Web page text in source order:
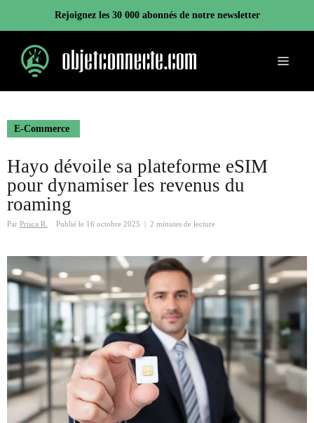
contenu
Rejoignez les 30 000 abonnés de notre newsletter
Menu
E-Commerce
Hayo dévoile sa plateforme eSIM
pour dynamiser les revenus du
roaming
Par Prisca R. Publié le 16 octobre 2025 2 minutes de lecture